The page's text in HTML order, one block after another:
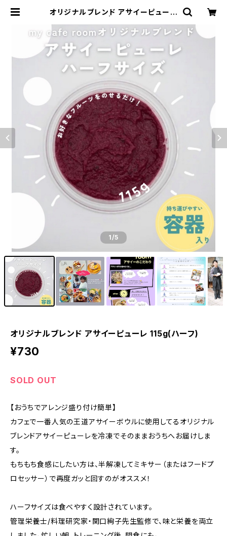
オリジナルブレンド アサイーピューレ
1/5
オリジナルブレンド アサイーピューレ 115g(ハーフ)
¥730
SOLD OUT
【おうちでアレンジ盛り付け簡単】
カフェで一番人気の王道アサイーボウルに使用してるオリジナル
ブレンドアサイーピューレを冷凍でそのままおうちへお届けしま
す。
もちもち食感にしたい方は、半解凍してミキサー（またはフードプ
ロセッサー）で再度ガッと回すのがオススメ！
ハーフサイズは食べやすく設計されています。
管理栄養士/料理研究家・関口絢子先生監修で、味と栄養を両立